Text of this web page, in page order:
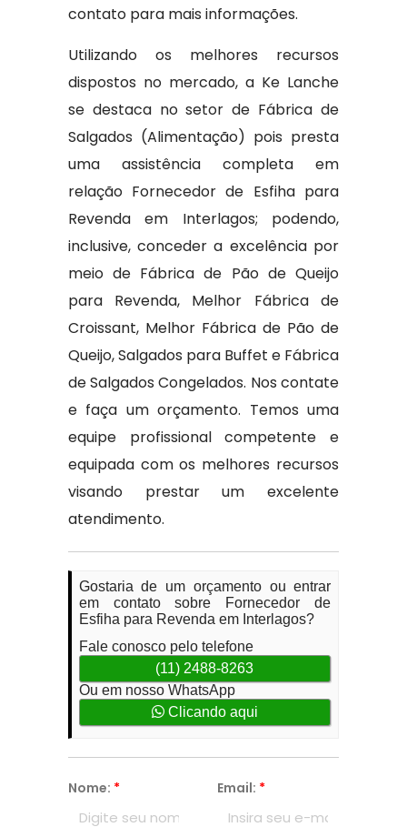
contato para mais informações.
Utilizando os melhores recursos
dispostos no mercado, a Ke Lanche
se destaca no setor de Fábrica de
Salgados (Alimentação) pois presta
uma assistência completa em
relação Fornecedor de Esfiha para
Revenda em Interlagos; podendo,
inclusive, conceder a excelência por
meio de Fábrica de Pão de Queijo
para Revenda, Melhor Fábrica de
Croissant, Melhor Fábrica de Pão de
Queijo, Salgados para Buffet e Fábrica
de Salgados Congelados. Nos contate
e faça um orçamento. Temos uma
equipe profissional competente e
equipada com os melhores recursos
visando prestar um excelente
atendimento.
Gostaria de um orçamento ou entrar
em contato sobre Fornecedor de
Esfiha para Revenda em Interlagos?
Fale conosco pelo telefone
(11) 2488-8263
Ou em nosso WhatsApp
Clicando aqui
Nome: * Email: *